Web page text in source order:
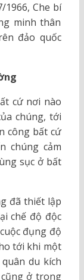
1966, Che bí
minh thân
đảo quốc
cứ nơi nào
chúng, tới
công bất cứ
chúng cảm
sục ở bất
đã thiết lập
chế độ độc
đụng độ
tới khi một
du kích
ở trong